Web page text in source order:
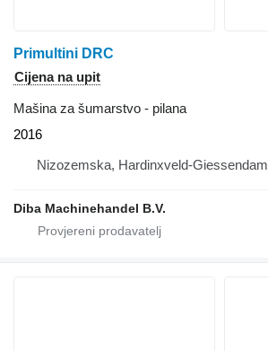
Primultini DRC
Cijena na upit
Mašina za šumarstvo - pilana
2016
Nizozemska, Hardinxveld-Giessendam
Diba Machinehandel B.V.